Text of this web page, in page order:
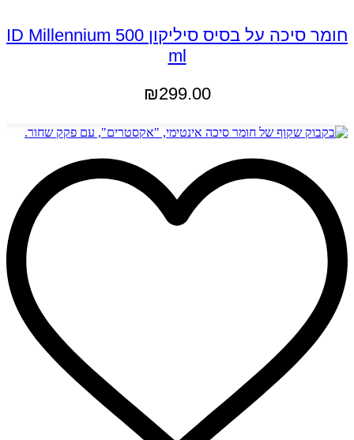
חומר סיכה על בסיס סיליקון ID Millennium 500
ml
₪299.00